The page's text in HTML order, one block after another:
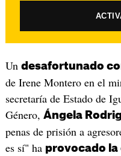
Un desafortunado
de Irene Montero en el
secretaría de Estado de
Género, Ángela
penas de prisión a
es sí" ha provocado la